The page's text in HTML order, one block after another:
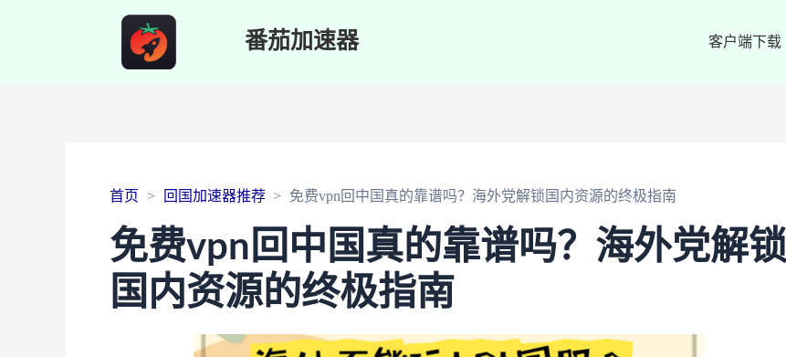
番茄加速器 客户端下载
首页 回国加速器推荐 免费vpn回中国真的靠谱吗？海外党解锁国内资源的终极指南
免费vpn回中国真的靠谱吗？海外党解锁
国内资源的终极指南